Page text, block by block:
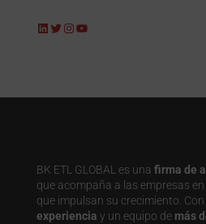
LinkedIn
Twitter
Instagram
YouTube
BK ETL GLOBAL es una firma de
que acompaña a las empresas
que impulsan su crecimiento. Con
experiencia y un equipo de más